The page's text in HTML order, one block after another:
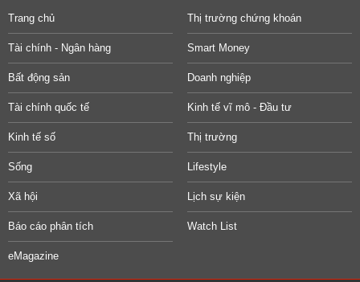
Trang chủ Thị trường chứng khoán
Tài chính - Ngân hàng Smart Money
Bất động sản Doanh nghiệp
Tài chính quốc tế Kinh tế vĩ mô - Đầu tư
Kinh tế số Thị trường
Sống Lifestyle
Xã hội Lịch sự kiện
Báo cáo phân tích Watch List
eMagazine